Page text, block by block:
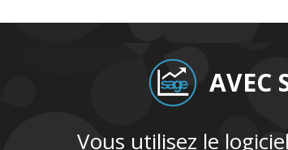
AVEC
Vous utilisez le